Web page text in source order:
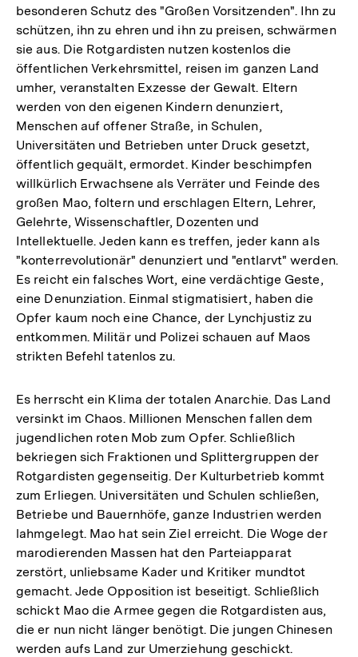
besonderen Schutz des "Großen Vorsitzenden". Ihn zu
schützen, ihn zu ehren und ihn zu preisen, schwärmen
sie aus. Die Rotgardisten nutzen kostenlos die
öffentlichen Verkehrsmittel, reisen im ganzen Land
umher, veranstalten Exzesse der Gewalt. Eltern
werden von den eigenen Kindern denunziert,
Menschen auf offener Straße, in Schulen,
Universitäten und Betrieben unter Druck gesetzt,
öffentlich gequält, ermordet. Kinder beschimpfen
willkürlich Erwachsene als Verräter und Feinde des
großen Mao, foltern und erschlagen Eltern, Lehrer,
Gelehrte, Wissenschaftler, Dozenten und
Intellektuelle. Jeden kann es treffen, jeder kann als
"konterrevolutionär" denunziert und "entlarvt" werden.
Es reicht ein falsches Wort, eine verdächtige Geste,
eine Denunziation. Einmal stigmatisiert, haben die
Opfer kaum noch eine Chance, der Lynchjustiz zu
entkommen. Militär und Polizei schauen auf Maos
strikten Befehl tatenlos zu.
Es herrscht ein Klima der totalen Anarchie. Das Land
versinkt im Chaos. Millionen Menschen fallen dem
jugendlichen roten Mob zum Opfer. Schließlich
bekriegen sich Fraktionen und Splittergruppen der
Rotgardisten gegenseitig. Der Kulturbetrieb kommt
zum Erliegen. Universitäten und Schulen schließen,
Betriebe und Bauernhöfe, ganze Industrien werden
lahmgelegt. Mao hat sein Ziel erreicht. Die Woge der
marodierenden Massen hat den Parteiapparat
zerstört, unliebsame Kader und Kritiker mundtot
gemacht. Jede Opposition ist beseitigt. Schließlich
schickt Mao die Armee gegen die Rotgardisten aus,
die er nun nicht länger benötigt. Die jungen Chinesen
werden aufs Land zur Umerziehung geschickt.